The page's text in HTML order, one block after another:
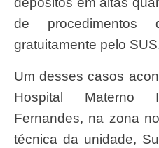
de procedimentos
gratuitamente pelo
Um desses casos aconteceu recentemente no
Hospital
Materno
Fernandes, na zona
técnica da unidade,